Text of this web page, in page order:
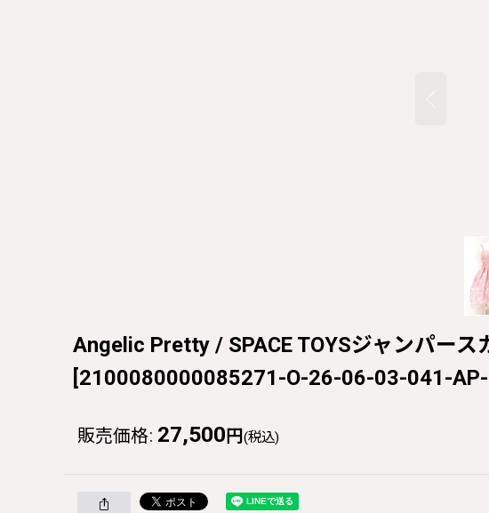
Angelic Pretty / SPACE TOYSジャンパー
[2100080000085271-O-26-06-03-041-AP-
販売価格: 27,500 円 (税込)